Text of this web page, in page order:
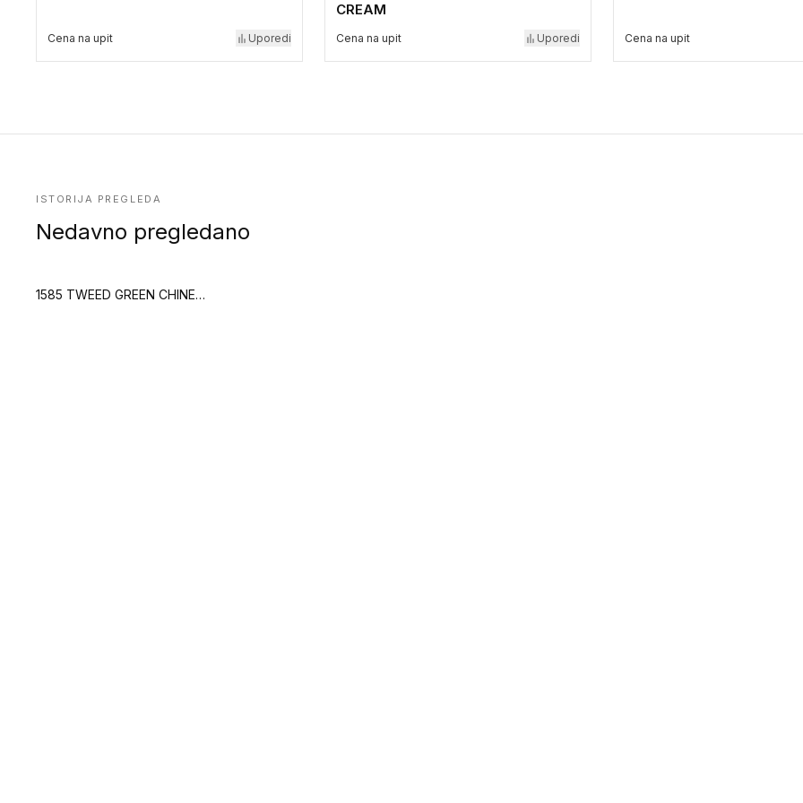
Cena na upit Uporedi
CREAM
Cena na upit Uporedi Cena na upit
ISTORIJA PREGLEDA
Nedavno pregledano
1585 TWEED GREEN CHINE (Creation Saga2)